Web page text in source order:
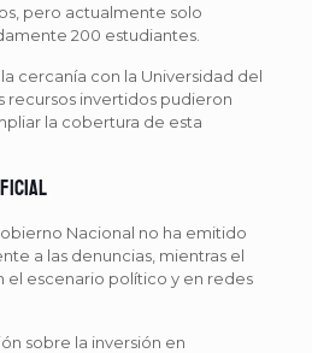
pero actualmente solo
200 estudiantes.
cercanía con la Universidad del
recursos invertidos pudieron
la cobertura de esta
Nacional no ha emitido
a las denuncias, mientras el
el escenario político y en redes
sobre la inversión en